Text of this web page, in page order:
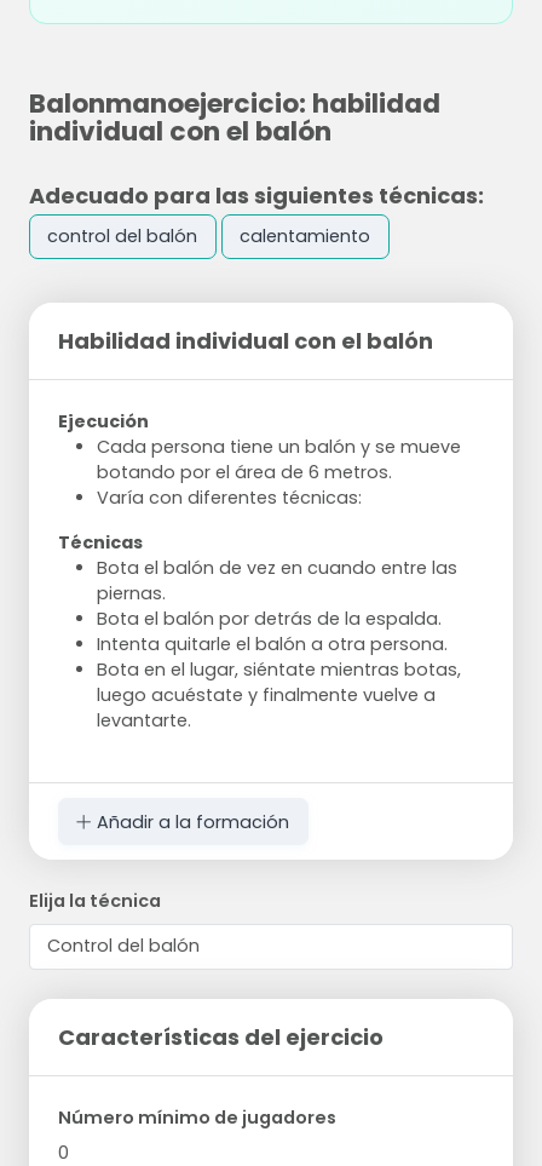
Balonmanoejercicio: habilidad
individual con el balón
Adecuado para las siguientes técnicas:
control del balón calentamiento
Habilidad individual con el balón
Ejecución
Cada persona tiene un balón y se mueve
botando por el área de 6 metros.
Varía con diferentes técnicas:
Técnicas
Bota el balón de vez en cuando entre las
piernas.
Bota el balón por detrás de la espalda.
Intenta quitarle el balón a otra persona.
Bota en el lugar, siéntate mientras botas,
luego acuéstate y finalmente vuelve a
levantarte.
Añadir a la formación
Elija la técnica
Características del ejercicio
Número mínimo de jugadores
0